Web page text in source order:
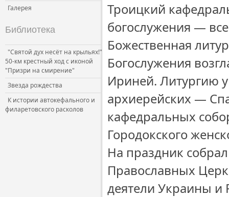
Галерея
Библиотека
"Святой дух несёт на крыльях!"
50-км крестный ход с иконой
"Призри на смирение"
Звезда рождества
К истории автокефального и
филаретовского расколов
Троицкий
богослужения —
Божественная
Богослужения
Ириней. Литургию
архиерейских —
кафедральных
Городокского
На праздник
Православных
деятели Украины и